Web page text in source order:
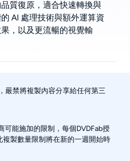
質復原，適合快速轉換與
AI 處理技術與額外運算資
，以及更流暢的視覺輸
嚴禁將複製內容分享給任何第三
可能施加的限制，每個DVDFab授
製數量限制將在新的一週開始時